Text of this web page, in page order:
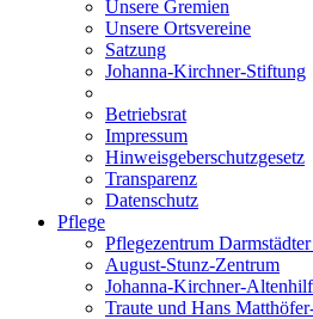
Unsere Gremien
Unsere Ortsvereine
Satzung
Johanna-Kirchner-Stiftung
Betriebsrat
Impressum
Hinweisgeberschutzgesetz
Transparenz
Datenschutz
Pflege
Pflegezentrum
August-Stunz-Zentrum
Johanna-Kirchner-
Traute und Hans